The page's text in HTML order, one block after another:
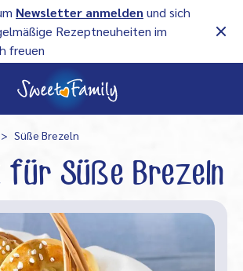
Newsletter anmelden und sich
Rezeptneuheiten im
freuen
Süße Brezeln
für Süße Brezeln